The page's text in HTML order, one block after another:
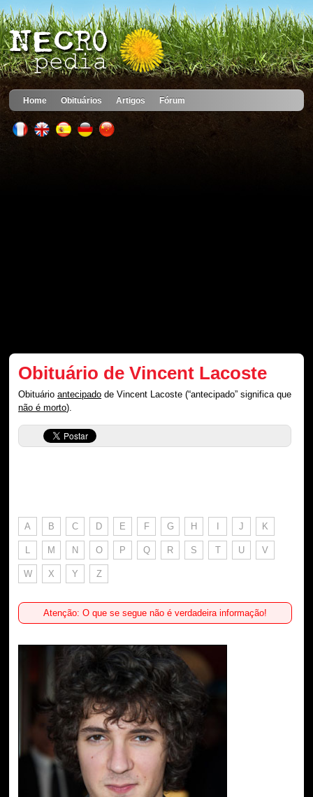
Home Obituários Artigos Fórum
Obituário de Vincent Lacoste
Obituárioantecipado de Vincent Lacoste (“antecipado” significa que
não é morto).
A B C D E F G H I J K
L M N O P Q R S T U V
W X Y Z
Atenção: O que se segue não é verdadeira informação!